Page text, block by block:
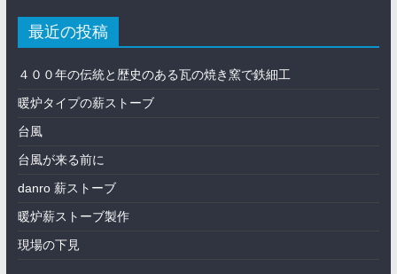
最近の投稿
４００年の伝統と歴史のある瓦の焼き窯で鉄細工
暖炉タイプの薪ストーブ
台風
台風が来る前に
danro 薪ストーブ
暖炉薪ストーブ製作
現場の下見